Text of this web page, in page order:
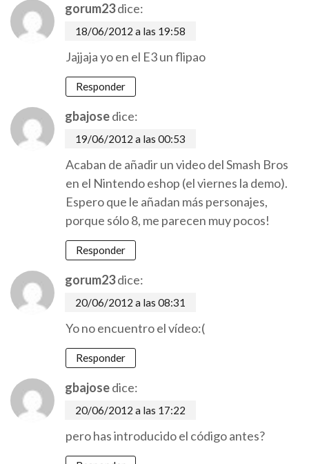
gorum23dice:
18/06/2012 a las 19:58
Jajjaja yo en el E3 un flipao
Responder
gbajosedice:
19/06/2012 a las 00:53
Acaban de añadir un video del Smash Bros
en el Nintendo eshop (el viernes la demo).
Espero que le añadan más personajes,
porque sólo 8, me parecen muy pocos!
Responder
gorum23dice:
20/06/2012 a las 08:31
Yo no encuentro el vídeo:(
Responder
gbajosedice:
20/06/2012 a las 17:22
pero has introducido el código antes?